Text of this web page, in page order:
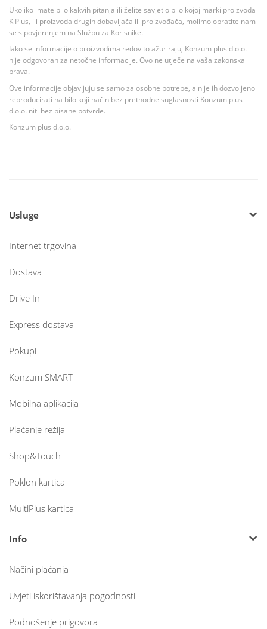
Ukoliko imate bilo kakvih pitanja ili želite savjet o bilo kojoj marki proizvoda
K Plus, ili proizvoda drugih dobavljača ili proizvođača, molimo obratite nam
se s povjerenjem na Službu za Korisnike.
Iako se informacije o proizvodima redovito ažuriraju, Konzum plus d.o.o.
nije odgovoran za netočne informacije. Ovo ne utječe na vaša zakonska
prava.
Ove informacije objavljuju se samo za osobne potrebe, a nije ih dozvoljeno
reproducirati na bilo koji način bez prethodne suglasnosti Konzum plus
d.o.o. niti bez pisane potvrde.
Konzum plus d.o.o.
Usluge
Internet trgovina
Dostava
Drive In
Express dostava
Pokupi
Konzum SMART
Mobilna aplikacija
Plaćanje režija
Shop&Touch
Poklon kartica
MultiPlus kartica
Info
Načini plaćanja
Uvjeti iskorištavanja pogodnosti
Podnošenje prigovora